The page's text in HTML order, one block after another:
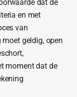
dat de
en met
van
moet geldig, open
moment dat de